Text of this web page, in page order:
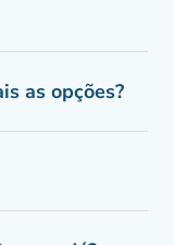
as opções?